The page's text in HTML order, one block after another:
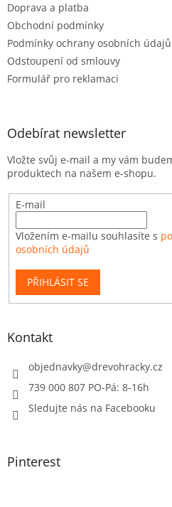
Doprava a platba
Obchodní podmínky
Podmínky ochrany osobních údajů
Odstoupení od smlouvy
Formulář pro reklamaci
Odebírat newsletter
Vložte svůj e-mail a my vám
produktech na našem e-shopu.
E-mail
Vložením e-mailu souhlasíte s
osobních údajů
PŘIHLÁSIT SE
Kontakt
objednavky@drevohracky.cz
739 000 807 PO-Pá: 8-16h
Sledujte nás na Facebooku
Pinterest